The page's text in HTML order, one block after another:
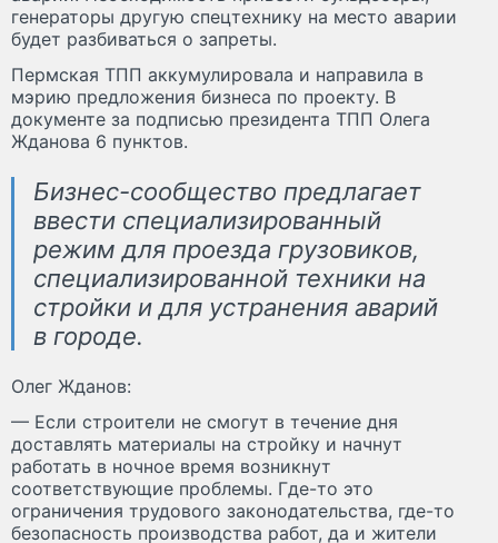
генераторы другую спецтехнику на место аварии
будет разбиваться о запреты.
Пермская ТПП аккумулировала и направила в
мэрию предложения бизнеса по проекту. В
документе за подписью президента ТПП Олега
Жданова 6 пунктов.
Бизнес-сообщество предлагает
ввести специализированный
режим для проезда грузовиков,
специализированной техники на
стройки и для устранения аварий
в городе.
Олег Жданов:
— Если строители не смогут в течение дня
доставлять материалы на стройку и начнут
работать в ночное время возникнут
соответствующие проблемы. Где-то это
ограничения трудового законодательства, где-то
безопасность производства работ, да и жители